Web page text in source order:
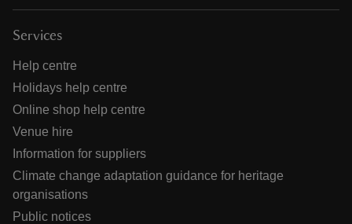
Services
Help centre
Holidays help centre
Online shop help centre
Venue hire
Information for suppliers
Climate change adaptation guidance for heritage
organisations
Public notices